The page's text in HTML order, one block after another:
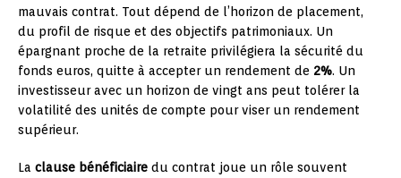
mauvais contrat. Tout dépend de l’horizon de placement,
du profil de risque et des objectifs patrimoniaux. Un
épargnant proche de la retraite privilégiera la sécurité du
fonds euros, quitte à accepter un rendement de 2%. Un
investisseur avec un horizon de vingt ans peut tolérer la
volatilité des unités de compte pour viser un rendement
supérieur.
La clause bénéficiaire du contrat joue un rôle souvent